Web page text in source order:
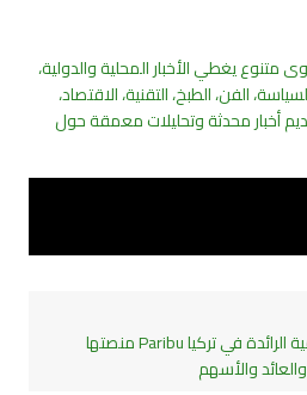
متنوع يغطي الأخبار المحلية والدولية،
الفن، الطبخ، التقنية، الاقتصاد،
أخبار محدثة وتحليلات معمقة حول
تُوسّع منصة الأصول الرقمية الرائدة في تركيا Paribu منصتها
والأسهم